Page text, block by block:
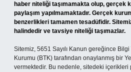
haber niteliği taşımamakta olup, gerçek
paylaşım yapılmamaktadır. Gerçek
benzerlikleri tamamen tesadüfidir.
halindedir ve tavsiye niteliği taşımazlar.
Sitemiz, 5651 Sayılı Kanun gereğince
Kurumu (BTK) tarafından onaylanmış bir
vermektedir. Bu nedenle, sitedeki içerikleri